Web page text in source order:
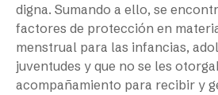
digna. Sumando a ello, se
factores de protección en
menstrual para las infancias,
juventudes y que no se les
acompañamiento para recibir y